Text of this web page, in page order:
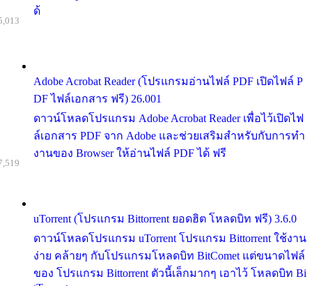
ด้
Adobe Acrobat Reader (โปรแกรมอ่านไฟล์ PDF เปิดไฟล์ P
DF ไฟล์เอกสาร ฟรี) 26.001
ดาวน์โหลดโปรแกรม Adobe Acrobat Reader เพื่อไว้เปิดไฟ
ล์เอกสาร PDF จาก Adobe และช่วยเสริมสำหรับกับการทำ
งานของ Browser ให้อ่านไฟล์ PDF ได้ ฟรี
uTorrent (โปรแกรม Bittorrent ยอดฮิต โหลดบิท ฟรี) 3.6.0
ดาวน์โหลดโปรแกรม uTorrent โปรแกรม Bittorrent ใช้งาน
ง่าย คล้ายๆ กับโปรแกรมโหลดบิท BitComet แต่ขนาดไฟล์
ของ โปรแกรม Bittorrent ตัวนี้เล็กมากๆ เอาไว้ โหลดบิท Bi